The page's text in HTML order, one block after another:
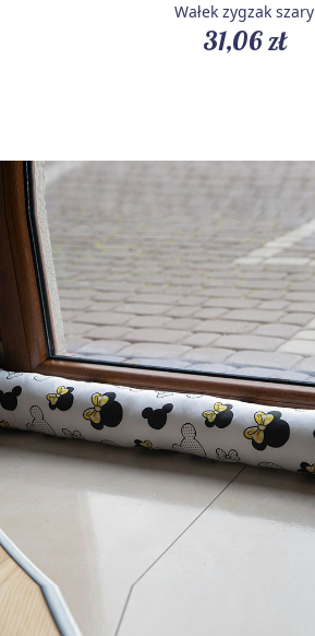
Wałek zygzak szary
31,06 zł